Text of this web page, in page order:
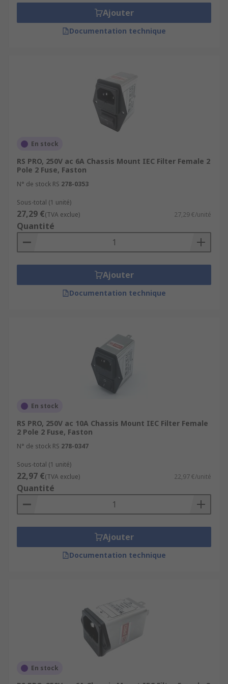
interference is frequently created, and may
otherwise damage the appliance.
available, each of which is adapted to a specific
Ajouter
Documentation technique
En stock
RS PRO, 250V ac 6A Chassis Mount IEC Filter Female 2
Pole 2 Fuse, Faston
N° de stock RS 278-0353
Sous-total (1 unité)
27,29 €(TVA exclue) 27,29 €/unité
Quantité
Ajouter
Documentation technique
En stock
RS PRO, 250V ac 10A Chassis Mount IEC Filter Female
2 Pole 2 Fuse, Faston
N° de stock RS 278-0347
Sous-total (1 unité)
22,97 €(TVA exclue) 22,97 €/unité
Quantité
Ajouter
Documentation technique
En stock